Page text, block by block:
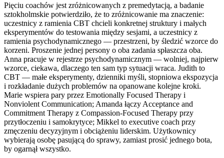
Pięciu coachów jest zróżnicowanych z premedytacją, a badanie
sztokholmskie potwierdziło, że to zróżnicowanie ma znaczenie:
uczestnicy z ramienia CBT chcieli konkretnej struktury i małych
eksperymentów do testowania między sesjami, a uczestnicy z
ramienia psychodynamicznego — przestrzeni, by śledzić wzorce do
korzeni. Proszenie jednej persony o oba zadania spłaszcza oba.
Anna pracuje w rejestrze psychodynamicznym — wolniej, najpierw
wzorce, ciekawa, dlaczego ten sam typ sytuacji wraca. Judith to
CBT — małe eksperymenty, dzienniki myśli, stopniowa ekspozycja
i rozkładanie dużych problemów na opanowane kolejne kroki.
Marie wspiera pary przez Emotionally Focused Therapy i
Nonviolent Communication; Amanda łączy Acceptance and
Commitment Therapy z Compassion-Focused Therapy przy
przytłoczeniu i samokrytyce; Mikkel to executive coach przy
zmęczeniu decyzyjnym i obciążeniu liderskim. Użytkownicy
wybierają osobę pasującą do sprawy, zamiast prosić jednego bota,
by ogarnął wszystko.